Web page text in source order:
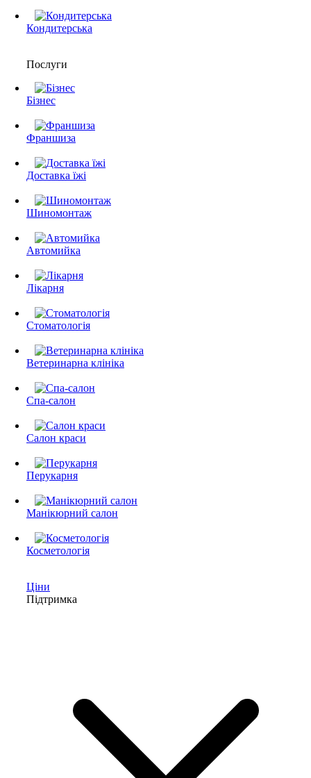
Кондитерська
Послуги
Бізнес
Франшиза
Доставка їжі
Шиномонтаж
Автомийка
Лікарня
Стоматологія
Ветеринарна клініка
Спа-салон
Салон краси
Перукарня
Манікюрний салон
Косметологія
Ціни
Підтримка